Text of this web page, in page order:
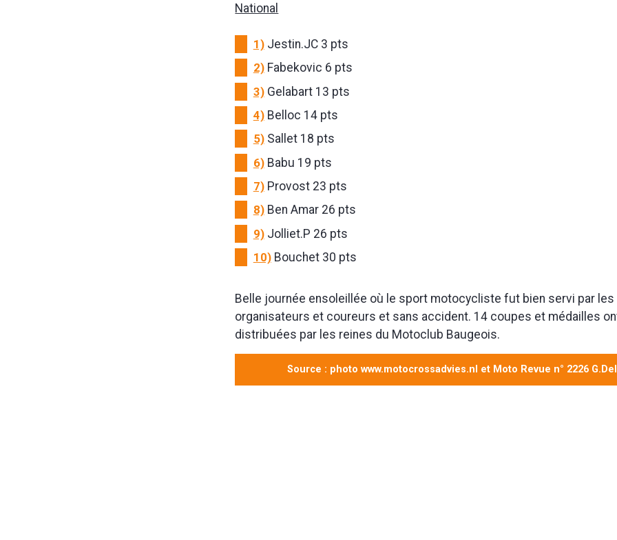
National
1)Jestin.JC 3 pts
2)Fabekovic 6 pts
3)Gelabart 13 pts
4)Belloc 14 pts
5)Sallet 18 pts
6)Babu 19 pts
7)Provost 23 pts
8)Ben Amar 26 pts
9)Jolliet.P 26 pts
10)Bouchet 30 pts
Belle journée ensoleillée où le sport motocycliste fut bien servi par les
organisateurs et coureurs et sans accident. 14 coupes et médailles
distribuées par les reines du Motoclub Baugeois.
Source : photo www.motocrossadvies.nl et Moto Revue n° 2226